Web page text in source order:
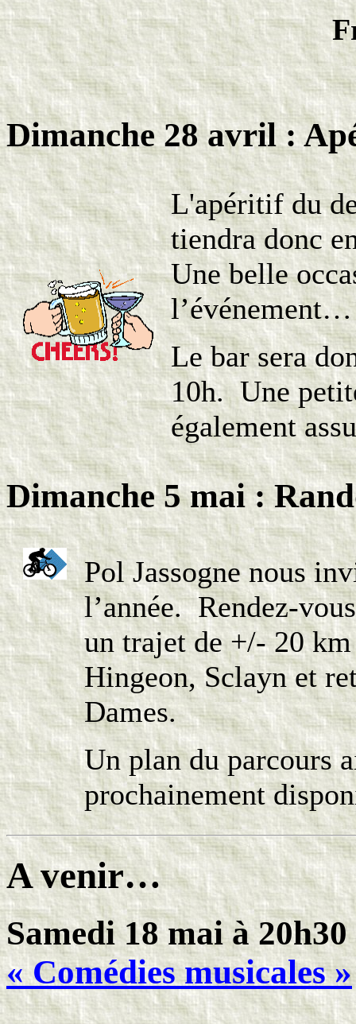
Dimanche 28 avril :
L'apéritif du
tiendra donc
Une belle
l’événement…
Le bar sera
10h. Une
également
Dimanche 5 mai :
Pol Jassogne nous
l’année. Rendez-
un trajet de +/- 20
Hingeon, Sclayn et
Dames.
Un plan du parcours
prochainement
A venir…
Samedi 18 mai à
« Comédies musicales »